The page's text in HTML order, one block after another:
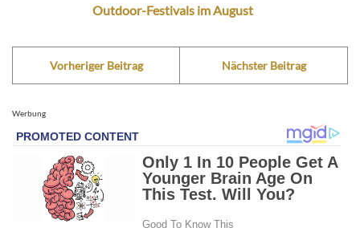
Outdoor-Festivals im August
Vorheriger Beitrag Nächster Beitrag
Werbung